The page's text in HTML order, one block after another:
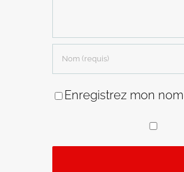
Enregistrez mon